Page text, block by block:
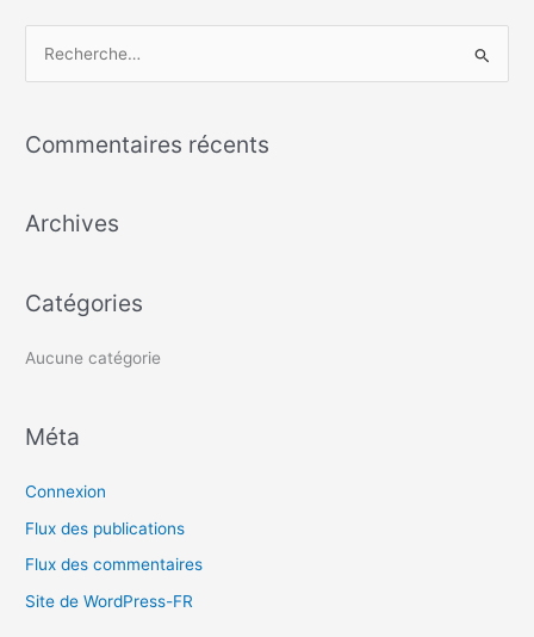
h
r
e
r
Commentaires récents
Archives
Catégories
Aucune catégorie
Méta
Connexion
Flux des publications
Flux des commentaires
Site de WordPress-FR